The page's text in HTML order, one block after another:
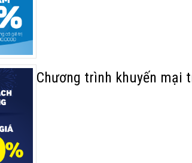
Chương trình khuyến mại